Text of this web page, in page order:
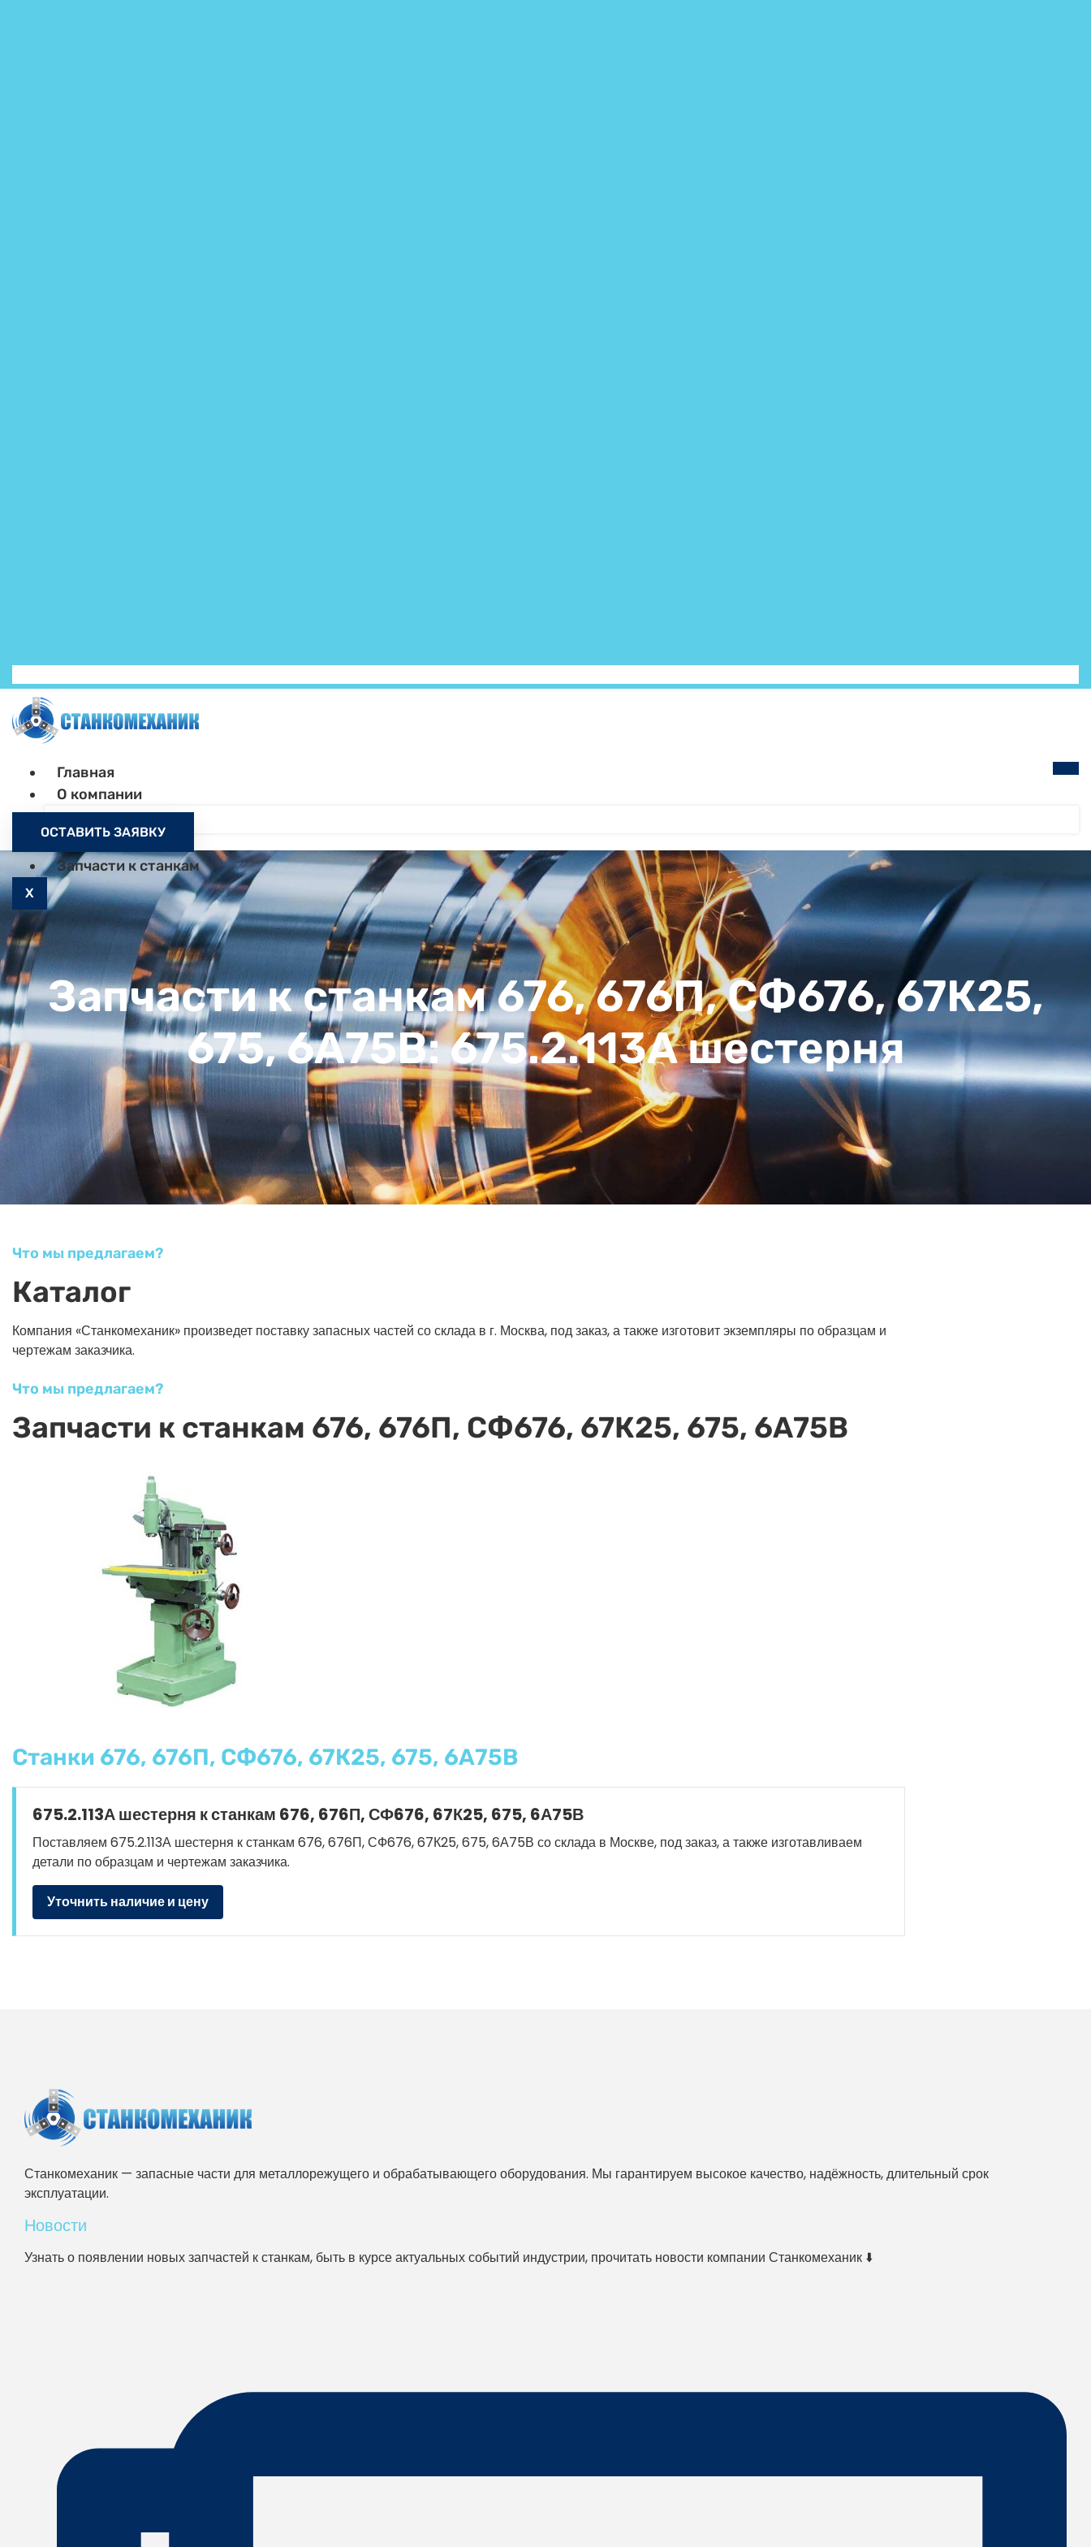
Главная
О компании
Запчасти к станкам
X
ОСТАВИТЬ ЗАЯВКУ
Запчасти к станкам 676, 676П, СФ676, 67К25,
675, 6А75В: 675.2.113А шестерня
Что мы предлагаем?
Каталог
Компания «Станкомеханик» произведет поставку запасных частей со склада в г. Москва, под заказ, а также изготовит экземпляры по образцам и
чертежам заказчика.
Что мы предлагаем?
Запчасти к станкам 676, 676П, СФ676, 67К25, 675, 6А75В
Станки 676, 676П, СФ676, 67К25, 675, 6А75В
675.2.113А шестерня к станкам 676, 676П, СФ676, 67К25, 675, 6А75В
Поставляем 675.2.113А шестерня к станкам 676, 676П, СФ676, 67К25, 675, 6А75В со склада в Москве, под заказ, а также изготавливаем
детали по образцам и чертежам заказчика.
Уточнить наличие и цену
Станкомеханик — запасные части для металлорежущего и обрабатывающего оборудования. Мы гарантируем высокое качество, надёжность, длительный срок
эксплуатации.
Новости
Узнать о появлении новых запчастей к станкам, быть в курсе актуальных событий индустрии, прочитать новости компании Станкомеханик ⬇️